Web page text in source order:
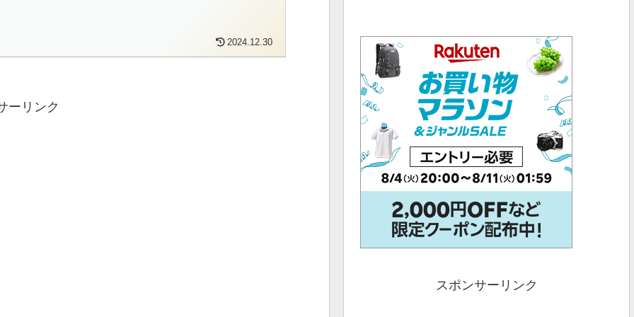
2024.12.30
ーリンク
スポンサーリンク